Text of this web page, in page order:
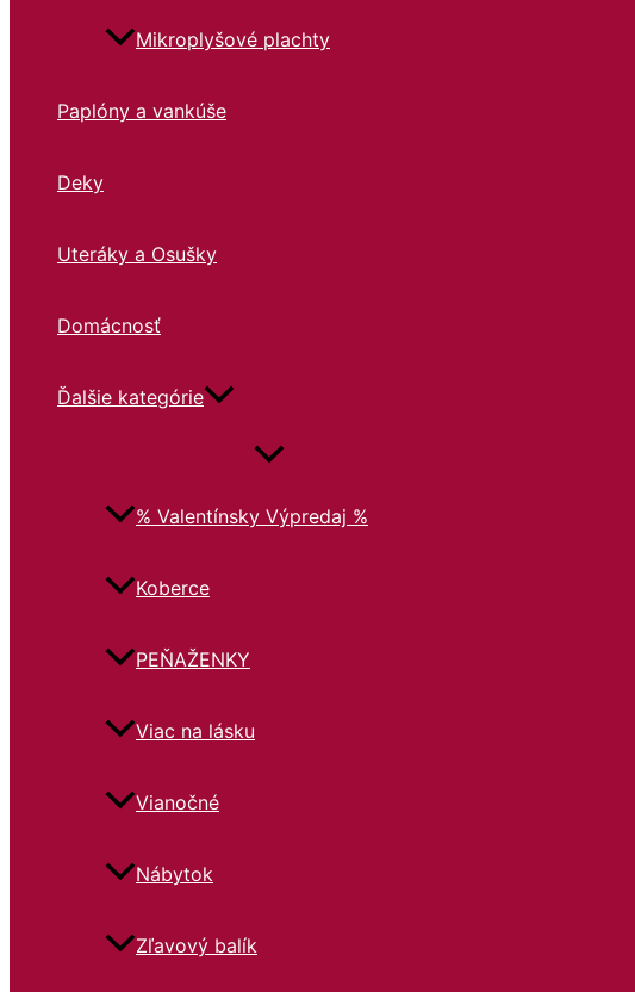
Mikroplyšové plachty
Paplóny a vankúše
Deky
Uteráky a Osušky
Domácnosť
Ďalšie kategórie
% Valentínsky Výpredaj %
Koberce
PEŇAŽENKY
Viac na lásku
Vianočné
Nábytok
Zľavový balík